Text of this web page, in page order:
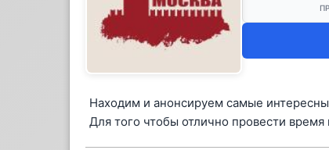
Находим и анонсируем самые
Для того чтобы отлично провести время